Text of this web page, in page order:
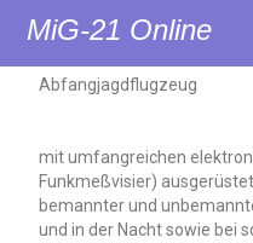
MiG-21 Online
Abfangjagdflugzeug
mit umfangreichen
Funkmeßvisier)
bemannter und
und in der Nacht sowie bei